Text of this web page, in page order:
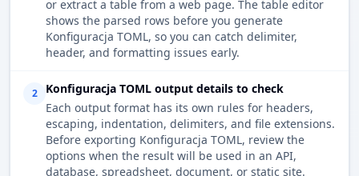
or extract a table from a web page. The table editor
shows the parsed rows before you generate
Konfiguracja TOML, so you can catch delimiter,
header, and formatting issues early.
2
Konfiguracja TOML output details to check
Each output format has its own rules for headers,
escaping, indentation, delimiters, and file extensions.
Before exporting Konfiguracja TOML, review the
options when the result will be used in an API,
database, spreadsheet, document, or static site.